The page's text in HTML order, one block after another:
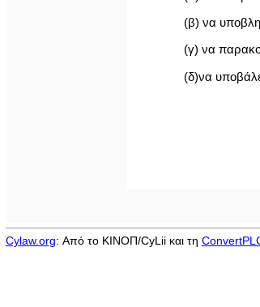
(β) να
(γ) να
(δ)να
Cylaw.org: Από το ΚΙΝOΠ/CyLii και τη